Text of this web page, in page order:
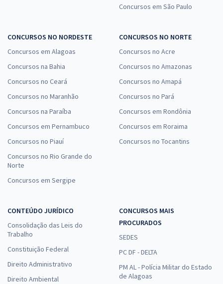
Concursos em São Paulo
CONCURSOS NO NORDESTE
Concursos em Alagoas
Concursos na Bahia
Concursos no Ceará
Concursos no Maranhão
Concursos na Paraíba
Concursos em Pernambuco
Concursos no Piauí
Concursos no Rio Grande do
Norte
Concursos em Sergipe
CONCURSOS NO NORTE
Concursos no Acre
Concursos no Amazonas
Concursos no Amapá
Concursos no Pará
Concursos em Rondônia
Concursos em Roraima
Concursos no Tocantins
CONTEÚDO JURÍDICO
Consolidação das Leis do
Trabalho
Constituição Federal
Direito Administrativo
Direito Ambiental
CONCURSOS MAIS
PROCURADOS
SEDES
PC DF - DELTA
PM AL - Polícia Militar do Estado
de Alagoas